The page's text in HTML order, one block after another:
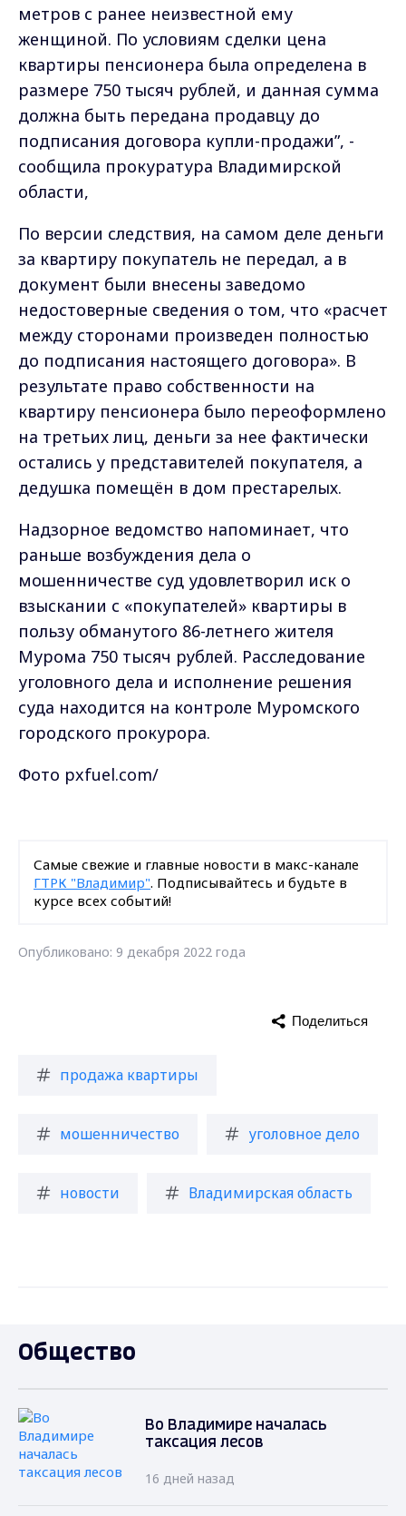
метров с ранее неизвестной ему
женщиной. По условиям сделки цена
квартиры пенсионера была определена в
размере 750 тысяч рублей, и данная сумма
должна быть передана продавцу до
подписания договора купли-продажи”, -
сообщила прокуратура Владимирской
области,
По версии следствия, на самом деле деньги
за квартиру покупатель не передал, а в
документ были внесены заведомо
недостоверные сведения о том, что «расчет
между сторонами произведен полностью
до подписания настоящего договора». В
результате право собственности на
квартиру пенсионера было переоформлено
на третьих лиц, деньги за нее фактически
остались у представителей покупателя, а
дедушка помещён в дом престарелых.
Надзорное ведомство напоминает, что
раньше возбуждения дела о
мошенничестве суд удовлетворил иск о
взыскании с «покупателей» квартиры в
пользу обманутого 86-летнего жителя
Мурома 750 тысяч рублей. Расследование
уголовного дела и исполнение решения
суда находится на контроле Муромского
городского прокурора.
Фото pxfuel.com/
Самые свежие и главные новости в макс-канале
ГТРК "Владимир". Подписывайтесь и будьте в
курсе всех событий!
Опубликовано: 9 декабря 2022 года
продажа квартиры
мошенничество уголовное дело
новости Владимирская область
Поделиться
Общество
Во Владимире началась
таксация лесов
16 дней назад